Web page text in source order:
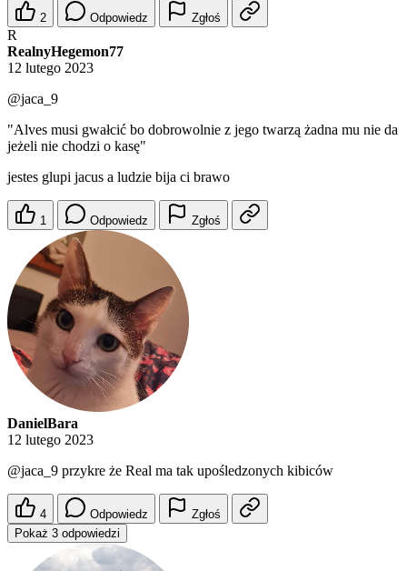
2 Odpowiedz Zgłoś
R
RealnyHegemon77
12 lutego 2023
@jaca_9
"Alves musi gwałcić bo dobrowolnie z jego twarzą żadna mu nie da
jeżeli nie chodzi o kasę"
jestes glupi jacus a ludzie bija ci brawo
1 Odpowiedz Zgłoś
DanielBara
12 lutego 2023
@jaca_9 przykre że Real ma tak upośledzonych kibiców
4 Odpowiedz
Zgłoś
Pokaż 3 odpowiedzi